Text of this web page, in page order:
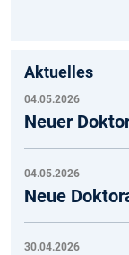
Aktuelles
04.05.2026
Neuer
04.05.2026
Neue
30.04.2026